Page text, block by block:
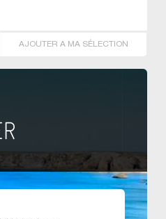
AJOUTER A MA SÉLECTION